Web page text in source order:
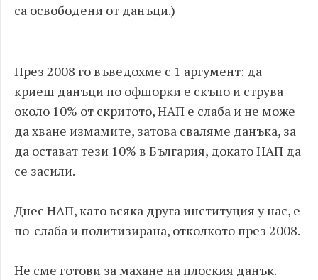
са освободени от данъци.)
През 2008 го въведохме с 1 аргумент: да
криеш данъци по офшорки е скъпо и струва
около 10% от скритото, НАП е слаба и не може
да хване измамите, затова сваляме данъка, за
да остават тези 10% в България, докато НАП да
се засили.
Днес НАП, като всяка друга институция у нас, е
по-слаба и политизирана, отколкото през 2008.
Не сме готови за махане на плоския данък.